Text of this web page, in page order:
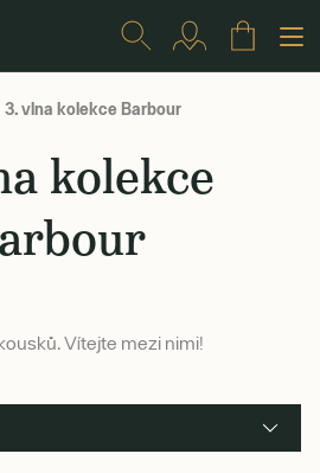
3. vlna kolekce Barbour
kolekce
Vítejte mezi nimi!